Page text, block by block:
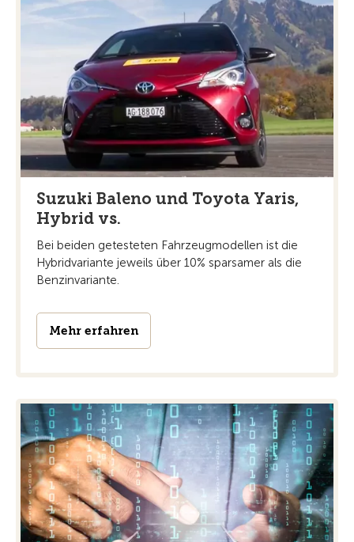
Suzuki Baleno und Toyota Yaris,
Hybrid vs.
Bei beiden getesteten Fahrzeugmodellen ist die
Hybridvariante jeweils über 10% sparsamer als die
Benzinvariante.
Mehr erfahren